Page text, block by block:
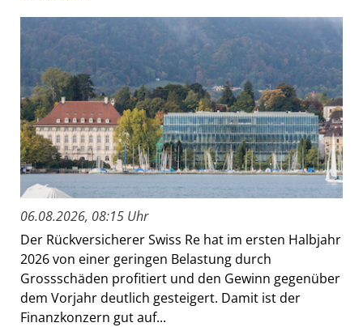
06.08.2026, 08:15 Uhr
Der Rückversicherer Swiss Re hat im ersten Halbjahr
2026 von einer geringen Belastung durch
Grossschäden profitiert und den Gewinn gegenüber
dem Vorjahr deutlich gesteigert. Damit ist der
Finanzkonzern gut auf...